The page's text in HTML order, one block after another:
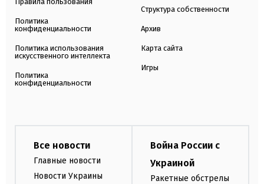
Политика
конфиденциальности
Политика использования
искусственного интеллекта
Политика
конфиденциальности
Структура собственности
Архив
Карта сайта
Игры
Все новости
Главные новости
Новости Украины
Война России с
Украиной
Ракетные обстрелы